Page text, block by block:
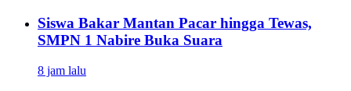
Siswa Bakar Mantan Pacar hingga Tewas,
SMPN 1 Nabire Buka Suara
8 jam lalu